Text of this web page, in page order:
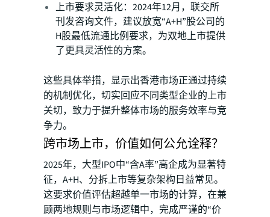
上市要求灵活化：2024年12月，联交所
刊发咨询文件，建议放宽“A+H”股公司的
H股最低流通比例要求，为双地上市提供
了更具灵活性的方案。
这些具体举措，显示出香港市场正通过持续
的机制优化，切实回应不同类型企业的上市
关切，致力于提升整体市场的服务效率与竞
争力。
跨市场上市，价值如何公允诠释？
2025年，大型IPO中“含A率”高企成为显著特
征，A+H、分拆上市等复杂架构日益常见。
这要求价值评估超越单一市场的计算，在兼
顾两地规则与市场逻辑中，完成严谨的“价